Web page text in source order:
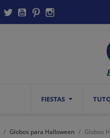
Facebook
TwitterYouTubePinterest
FIESTAS
Globos para Halloween Globos